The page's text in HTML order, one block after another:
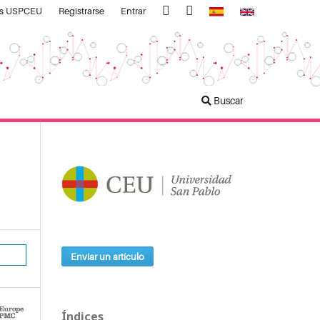
Buscar
USPCEU Registrarse Entrar
Enviar un artículo
Índices